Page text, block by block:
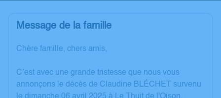
Message de la famille
Chère famille, chers amis,
C’est avec une grande tristesse que nous vous
annonçons le décès de Claudine BLÉCHET survenu